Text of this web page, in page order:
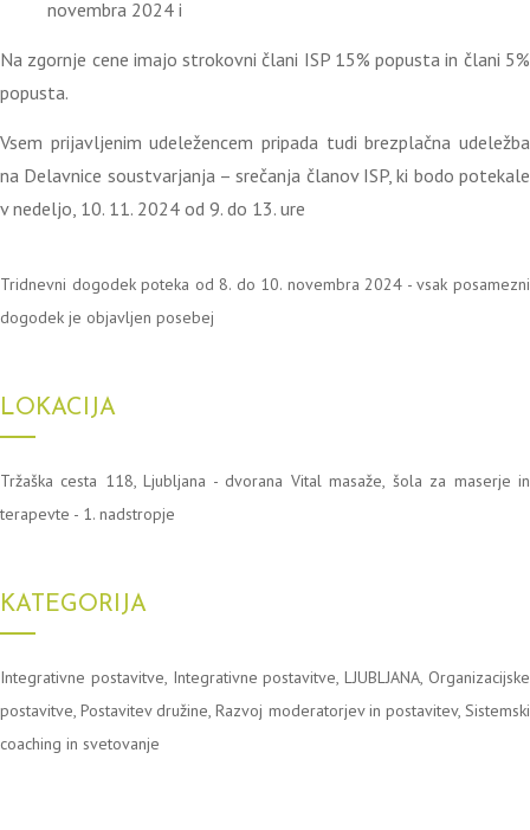
novembra 2024 i
Na zgornje cene imajo strokovni člani ISP 15% popusta in člani 5%
popusta.
Vsem prijavljenim udeležencem pripada tudi brezplačna udeležba
na Delavnice soustvarjanja – srečanja članov ISP, ki bodo potekale
v nedeljo, 10. 11. 2024 od 9. do 13. ure
Tridnevni dogodek poteka od 8. do 10. novembra 2024 - vsak posamezni
dogodek je objavljen posebej
LOKACIJA
Tržaška cesta 118, Ljubljana - dvorana Vital masaže, šola za maserje in
terapevte - 1. nadstropje
KATEGORIJA
Integrativne postavitve, Integrativne postavitve,LJUBLJANA, Organizacijske
postavitve,Postavitev družine,Razvoj moderatorjev in postavitev,Sistemski
coaching in svetovanje